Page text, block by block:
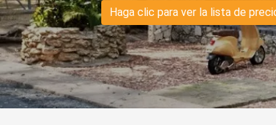
Haga clic para ver la lista de